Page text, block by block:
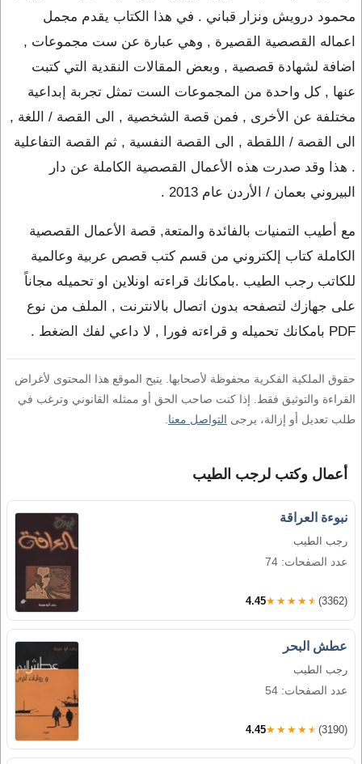
محمود درويش ونزار قباني . في هذا الكتاب يقدم مجمل
اعماله القصصية القصيرة , وهي عبارة عن ست مجموعات ,
اضافة لشهادة قصصية , وبعض المقالات النقدية التي كتبت
عنها , كل واحدة من المجموعات الست تمثل تجربة إبداعية
مختلفة عن الأخرى , فمن قصة الشخصية , الى القصة / اللغة ,
الى القصة / اللقطة , الى القصة النفسية , ثم القصة التفاعلية
. هذا وقد صدرت هذه الأعمال القصصية الكاملة عن دار
البيروني بعمان / الأردن عام 2013 .
مع أطيب التمنيات بالفائدة والمتعة, قصة الأعمال القصصية
الكاملة كتاب إلكتروني من قسم كتب قصص عربية وعالمية
للكاتب رجب الطيب .بامكانك قراءته اونلاين او تحميله مجاناً
على جهازك لتصفحه بدون اتصال بالانترنت , الملف من نوع
PDF بامكانك تحميله و قراءته فورا , لا داعي لفك الضغط .
حقوق الملكية الفكرية محفوظة لأصحابها. يتيح الموقع هذا المحتوى لأغراض
القراءة والتوثيق فقط. إذا كنت صاحب الحق أو ممثله القانوني وترغب في
طلب تعديل أو إزالة، يرجى التواصل معنا
أعمال وكتب لرجب الطيب
نبوءة العراقة
رجب الطيب
عدد الصفحات: 74
4.45★★★★★ (3362)
عطش البحر
رجب الطيب
عدد الصفحات: 54
4.45★★★★★ (3190)